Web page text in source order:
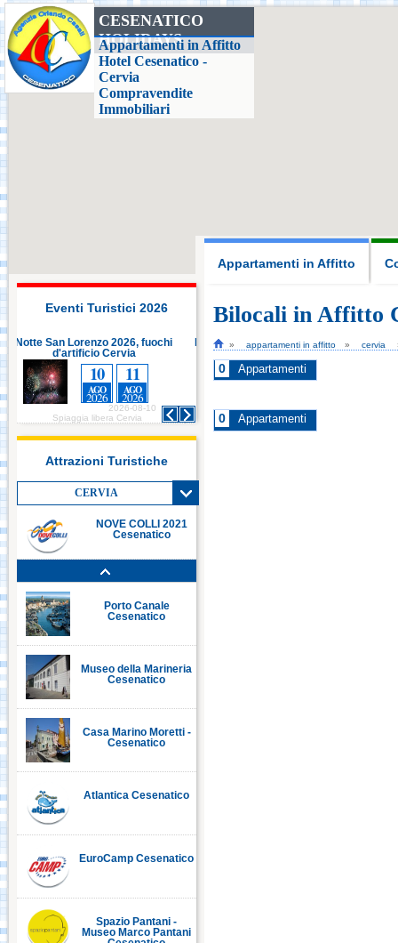
CESENATICO
HOLIDAYS
Appartamenti in Affitto
Hotel Cesenatico -
Cervia
Compravendite
Immobiliari
Appartamenti in Affitto
Eventi Turistici 2026
2026, fuochi
11
AGO
2026
2026-08-10
Notte San Lorenzo 2026, fuochi
d'artificio Cervia
2026-08-10
Spiaggia libera Cervia
Attrazioni Turistiche
CERVIA
NOVE COLLI 2021
Cesenatico
Casa delle Farfalle,
Milano Marittima
Adriatic Golf Club
Cervia - Milano
Marittima
Parco Oltremare -
Fiabilandia Rimini
Italia in Miniatura -
Rimini
Le Navi Acquario -
Cattolica
Porto Canale
Cesenatico
Museo della Marineria
Cesenatico
Casa Marino Moretti -
Cesenatico
Atlantica Cesenatico
EuroCamp Cesenatico
Spazio Pantani -
Museo Marco Pantani
Bilocali in Affitto
appartamenti in affitto cervia
0 Appartamenti
0 Appartamenti